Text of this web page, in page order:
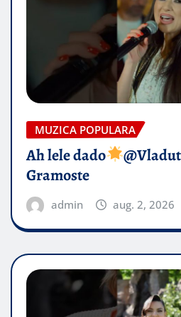
MUZICA POPULARA
Ah lele dado​
Gramoste
admin aug. 2, 2026